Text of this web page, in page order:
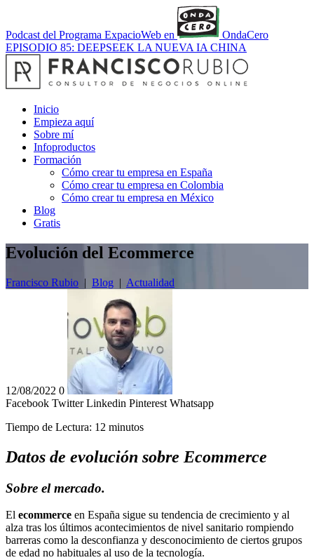
Podcast del Programa ExpacioWeb en
OndaCero
EPISODIO 85: DEEPSEEK LA NUEVA IA CHINA
Inicio
Empieza aquí
Sobre mí
Infoproductos
Formación
Cómo crear tu empresa en España
Cómo crear tu empresa en Colombia
Cómo crear tu empresa en México
Blog
Gratis
Evolución del Ecommerce
Francisco Rubio | Blog | Actualidad
12/08/2022 0
Facebook Twitter Linkedin Pinterest Whatsapp
Tiempo de Lectura: 12 minutos
Datos de evolución sobre Ecommerce
Sobre el mercado.
El ecommerce en España sigue su tendencia de crecimiento y al
alza tras los últimos acontecimientos de nivel sanitario rompiendo
barreras como la desconfianza y desconocimiento de ciertos grupos
de edad no habituales al uso de la tecnología.